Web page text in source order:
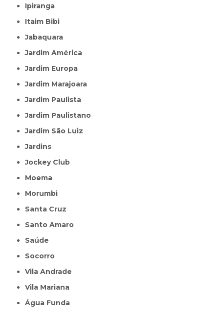
Ipiranga
Itaim Bibi
Jabaquara
Jardim América
Jardim Europa
Jardim Marajoara
Jardim Paulista
Jardim Paulistano
Jardim São Luiz
Jardins
Jockey Club
Moema
Morumbi
Santa Cruz
Santo Amaro
Saúde
Socorro
Vila Andrade
Vila Mariana
Água Funda